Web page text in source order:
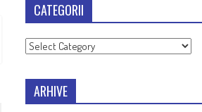
CATEGORII
Categorii
ARHIVE